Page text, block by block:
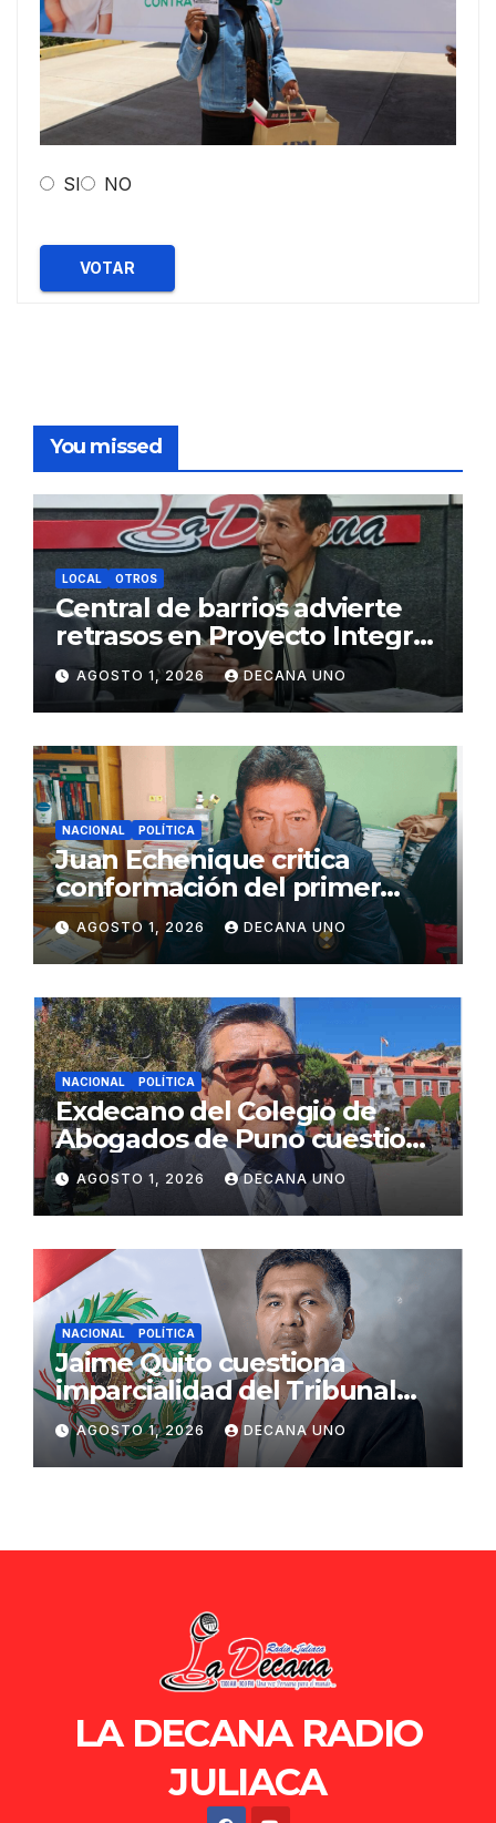
SI NO
VOTAR
You missed
LOCAL OTROS
Central de barrios advierte
retrasos en Proyecto Integral
de Agua y Alcantarillado para
Juliaca
AGOSTO 1, 2026 DECANA UNO
NACIONAL POLÍTICA
Juan Echenique critica
conformación del primer
gabinete ministerial de Keiko
Fujimori
AGOSTO 1, 2026 DECANA UNO
NACIONAL POLÍTICA
Exdecano del Colegio de
Abogados de Puno cuestiona
propuestas sobre seguridad
ciudadana
AGOSTO 1, 2026 DECANA UNO
NACIONAL POLÍTICA
Jaime Quito cuestiona
imparcialidad del Tribunal
Constitucional tras liberación
de Ollanta Humala
AGOSTO 1, 2026 DECANA UNO
LA DECANA RADIO
JULIACA